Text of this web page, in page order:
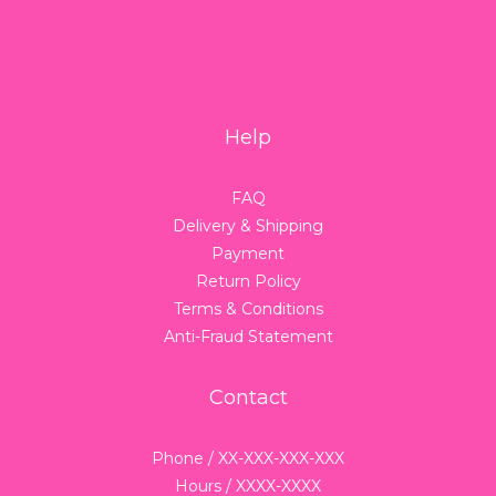
Help
FAQ
Delivery & Shipping
Payment
Return Policy
Terms & Conditions
Anti-Fraud Statement
Contact
Phone / XX-XXX-XXX-XXX
Hours / XXXX-XXXX